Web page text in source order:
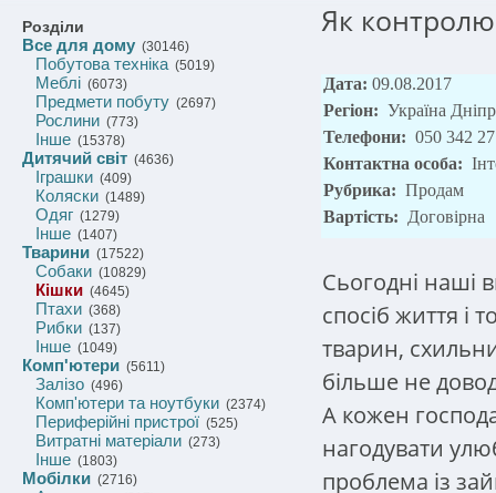
Розділи
Все для дому (30146)
Побутова техніка(5019)
Меблі (6073)
Предмети побуту (2697)
Рослини (773)
Інше (15378)
Дитячий світ (4636)
Іграшки (409)
Коляски (1489)
Одяг (1279)
Інше (1407)
Тварини (17522)
Собаки (10829)
Кішки (4645)
Птахи (368)
Рибки (137)
Інше (1049)
Комп'ютери (5611)
Залізо (496)
Комп'ютери та ноутбуки (2374)
Периферійні пристрої (525)
Витратні матеріали (273)
Інше (1803)
Мобілки (2716)
Як
Дата: 09.08.2017
Регіон: Україна
Телефони: 050 342
Контактна особа:
Рубрика: Продам
Вартість: Договірна
Сьогодні наші
спосіб життя і
тварин,
більше не
А кожен
нагодувати
проблема із